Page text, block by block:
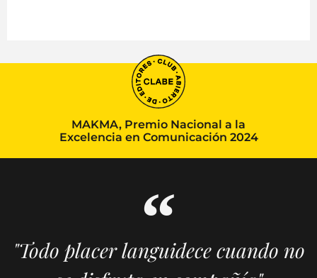
MAKMA, Premio Nacional a la
Excelencia en Comunicación 2024
"Todo placer languidece cuando no